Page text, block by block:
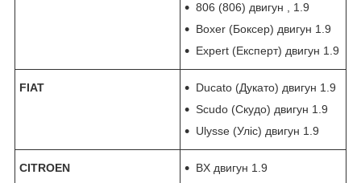
806 (806) двигун , 1.9
Boxer (Боксер) двигун 1.9
Expert (Експерт) двигун 1.9
FIAT
Ducato (Дукато) двигун 1.9
Scudo (Скудо) двигун 1.9
Ulysse (Уліс) двигун 1.9
CITROEN BX двигун 1.9